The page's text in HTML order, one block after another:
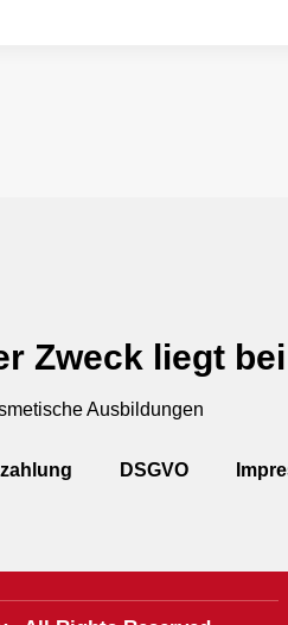
Zweck liegt
Ausbildungen
DSGVO